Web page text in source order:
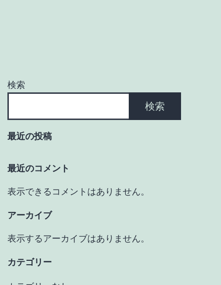
ン
検索
検索
最近の投稿
最近のコメント
表示できるコメントはありません。
アーカイブ
表示するアーカイブはありません。
カテゴリー